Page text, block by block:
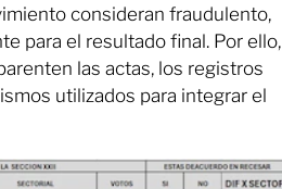
consideran fraudulento,
para el resultado final. Por ello,
las actas, los registros
utilizados para integrar el